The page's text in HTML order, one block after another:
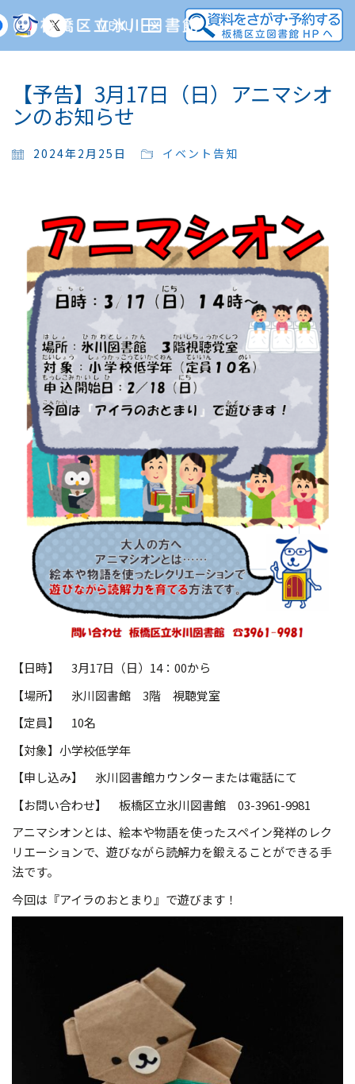
MENU
【予告】3月17日（日）アニマシオ
ンのお知らせ
2024年2月25日 イベント告知
【日時】 3月17日（日）14：00から
【場所】 氷川図書館 3階 視聴覚室
【定員】 10名
【対象】小学校低学年
【申し込み】 氷川図書館カウンターまたは電話にて
【お問い合わせ】 板橋区立氷川図書館 03-3961-9981
アニマシオンとは、絵本や物語を使ったスペイン発祥のレク
リエーションで、遊びながら読解力を鍛えることができる手
法です。
今回は『アイラのおとまり』で遊びます！